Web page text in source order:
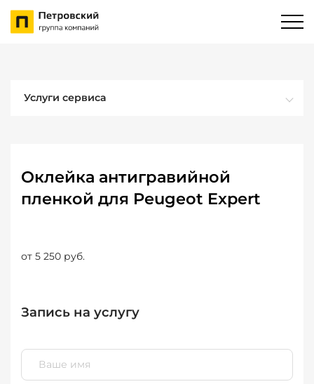
Услуги сервиса
Оклейка антигравийной
пленкой для Peugeot Expert
от 5 250 руб.
Запись на услугу